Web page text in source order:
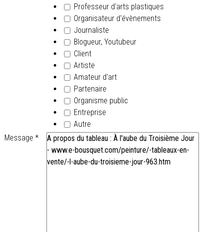
Professeur d'arts plastiques
Organisateur d'évènements
Journaliste
Blogueur, Youtubeur
Client
Artiste
Amateur d'art
Partenaire
Organisme public
Entreprise
Autre
Message *